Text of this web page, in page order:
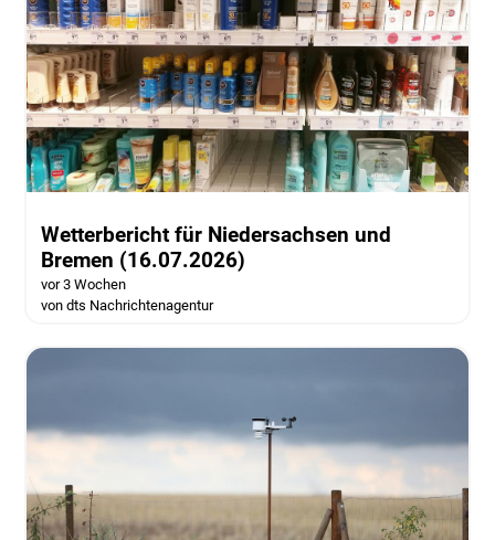
Wetterbericht für Niedersachsen und
Bremen (16.07.2026)
vor 3 Wochen
von dts Nachrichtenagentur